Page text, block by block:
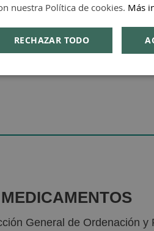
General de Ordenación
nuestra Política de cookies. Más
RECHAZAR TODO